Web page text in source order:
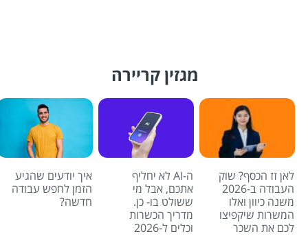
מגזין קריירה
לאן זז הכסף? שוק
העבודה ב-2026
משנה כיוון ואלו
המשרות שיקפיצו
לכם את השכר
ה-AI לא יחליף
אתכם, אבל מי
ששולט בו- כן.
מדריך הכשרות
וכלים ל-2026
איך יודעים שהגיע
הזמן לחפש עבודה
חדשה?